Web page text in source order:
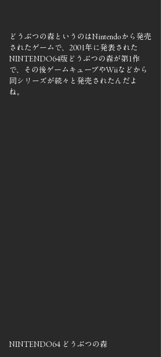
どうぶつの森というのはNintendoから発売
されたゲームで、2001年に発表された
NINTENDO64版どうぶつの森が第1作
で、その後ゲームキューブやWiiなどから
同シリーズが続々と発売されたんだよ
ね。
NINTENDO64 どうぶつの森